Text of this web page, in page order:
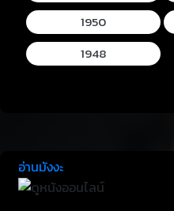
1950
1948
อ่านมังงะ